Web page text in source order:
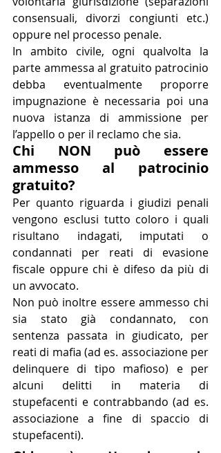
consensuali, divorzi congiunti etc.)
oppure nel processo penale.
In ambito civile, ogni qualvolta la
parte ammessa al gratuito patrocinio
debba eventualmente proporre
impugnazione è necessaria poi una
nuova istanza di ammissione per
l’appello o per il reclamo che sia.
Chi NON può essere
ammesso al patrocinio
gratuito?
Per quanto riguarda i giudizi penali
vengono esclusi tutto coloro i quali
risultano indagati, imputati o
condannati per reati di evasione
fiscale oppure chi è difeso da più di
un avvocato.
Non può inoltre essere ammesso chi
sia stato già condannato, con
sentenza passata in giudicato, per
reati di mafia (ad es. associazione per
delinquere di tipo mafioso) e per
alcuni delitti in materia di
stupefacenti e contrabbando (ad es.
associazione a fine di spaccio di
stupefacenti).